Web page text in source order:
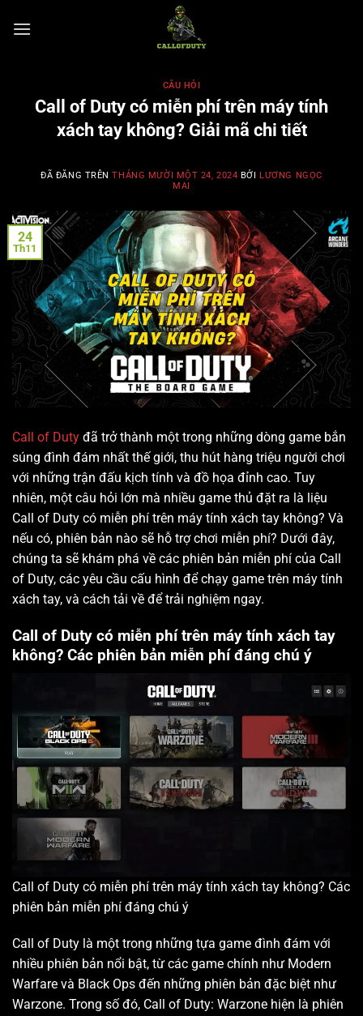
đến
CÂU HỎI
Call of Duty có miễn phí trên máy tính
xách tay không? Giải mã chi tiết
ĐÃ ĐĂNG TRÊNTHÁNG MƯỜI MỘT 24, 2024 BỞI LƯƠNG NGỌC
MAI
24
Th11
Call of Duty đã trở thành một trong những dòng game bắn
súng đình đám nhất thế giới, thu hút hàng triệu người chơi
với những trận đấu kịch tính và đồ họa đỉnh cao. Tuy
nhiên, một câu hỏi lớn mà nhiều game thủ đặt ra là liệu
Call of Duty có miễn phí trên máy tính xách tay không? Và
nếu có, phiên bản nào sẽ hỗ trợ chơi miễn phí? Dưới đây,
chúng ta sẽ khám phá về các phiên bản miễn phí của Call
of Duty, các yêu cầu cấu hình để chạy game trên máy tính
xách tay, và cách tải về để trải nghiệm ngay.
Call of Duty có miễn phí trên máy tính xách tay
không? Các phiên bản miễn phí đáng chú ý
Call of Duty có miễn phí trên máy tính xách tay không? Các
phiên bản miễn phí đáng chú ý
Call of Duty là một trong những tựa game đình đám với
nhiều phiên bản nổi bật, từ các game chính như Modern
Warfare và Black Ops đến những phiên bản đặc biệt như
Warzone. Trong số đó, Call of Duty: Warzone hiện là phiên